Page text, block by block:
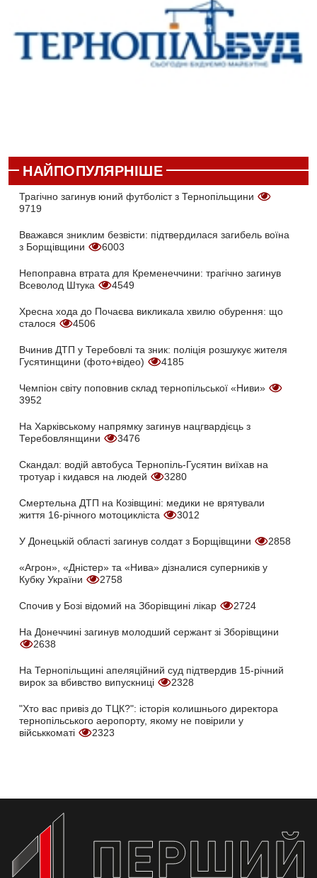
НАЙПОПУЛЯРНІШЕ
Трагічно загинув юний футболіст з Тернопільщини
9719
Вважався зниклим безвісти: підтвердилася загибель воїна
з Борщівщини
6003
Непоправна втрата для Кременеччини: трагічно загинув
Всеволод Штука
4549
Хресна хода до Почаєва викликала хвилю обурення: що
сталося
4506
Вчинив ДТП у Теребовлі та зник: поліція розшукує жителя
Гусятинщини (фото+відео)
4185
Чемпіон світу поповнив склад тернопільської «Ниви»
3952
На Харківському напрямку загинув нацгвардієць з
Теребовлянщини
3476
Скандал: водій автобуса Тернопіль-Гусятин виїхав на
тротуар і кидався на людей
3280
Смертельна ДТП на Козівщині: медики не врятували
життя 16-річного мотоцикліста
3012
У Донецькій області загинув солдат з Борщівщини 2858
«Агрон», «Дністер» та «Нива» дізналися суперників у
Кубку України
2758
Спочив у Бозі відомий на Зборівщині лікар 2724
На Донеччині загинув молодший сержант зі Зборівщини
2638
На Тернопільщині апеляційний суд підтвердив 15-річний
вирок за вбивство випускниці
2328
"Хто вас привіз до ТЦК?": історія колишнього директора
тернопільського аеропорту, якому не повірили у
військкоматі
2323